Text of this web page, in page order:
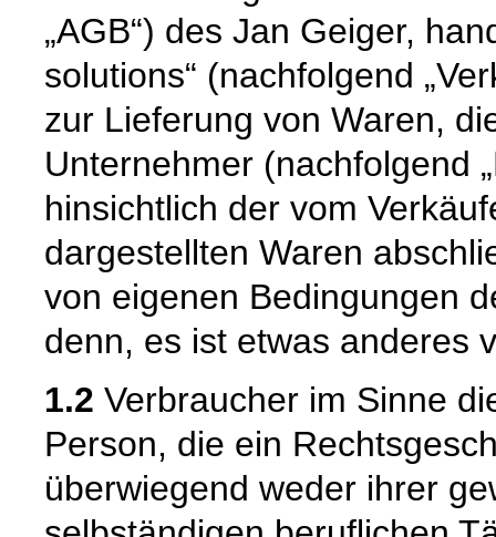
„AGB“) des Jan Geiger,
solutions“ (nachfolgend
zur Lieferung von Waren,
Unternehmer (nachfolgend
hinsichtlich der vom
dargestellten Waren
von eigenen Bedingungen
denn, es ist etwas anderes
1.2 Verbraucher im Sinne
Person, die ein
überwiegend weder ihrer